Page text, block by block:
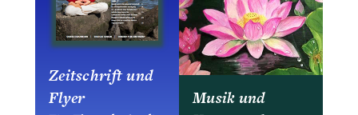
Zeitschrift und
Flyer
Musik und